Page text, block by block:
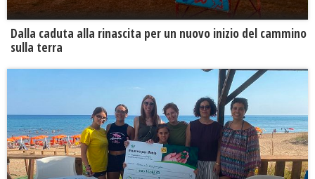
Dalla caduta alla rinascita per un nuovo inizio del cammino
sulla terra